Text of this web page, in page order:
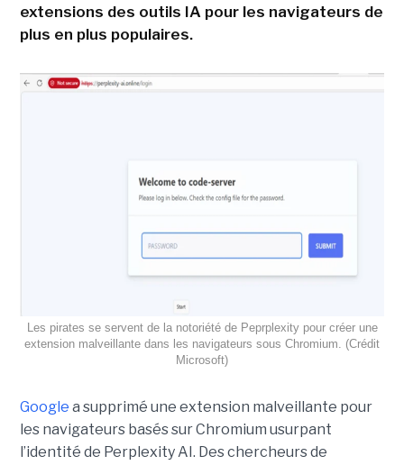
extensions des outils IA pour les navigateurs de
plus en plus populaires.
Les pirates se servent de la notoriété de Peprplexity pour créer une
extension malveillante dans les navigateurs sous Chromium. (Crédit
Microsoft)
Google a supprimé une extension malveillante pour
les navigateurs basés sur Chromium usurpant
l’identité de Perplexity AI. Des chercheurs de